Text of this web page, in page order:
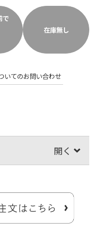
で
在庫無し
いてのお問い合わせ
バッグ。
ル糸で作られた、強くて環境
ズの、ドロップ型がま口ボ